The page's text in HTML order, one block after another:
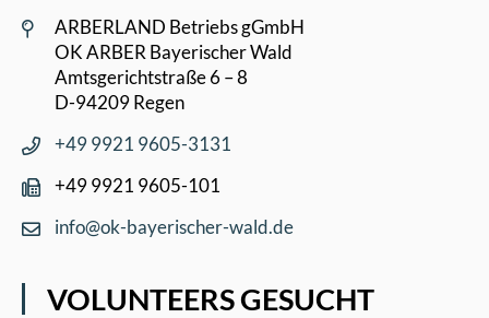
ARBERLAND Betriebs gGmbH
OK ARBER Bayerischer Wald
Amtsgerichtstraße 6 – 8
D-94209 Regen
+49 9921 9605-3131
+49 9921 9605-101
info@ok-bayerischer-wald.de
VOLUNTEERS GESUCHT